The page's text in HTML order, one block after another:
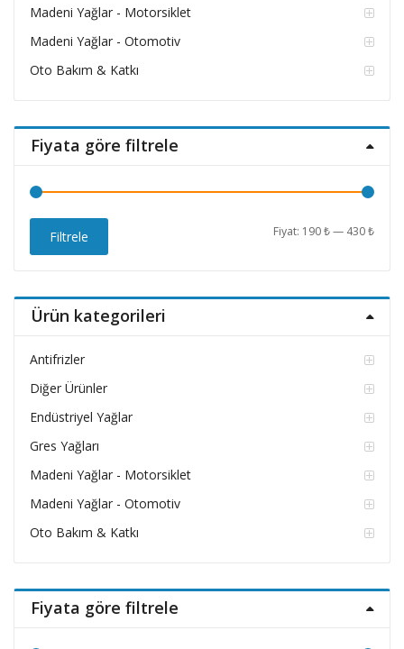
Madeni Yağlar - Motorsiklet
Madeni Yağlar - Otomotiv
Oto Bakım & Katkı
Fiyata göre filtrele
En
En
Filtrele Fiyat: 190 ₺— 430 ₺
Ürün kategorileri
Antifrizler
Diğer Ürünler
Endüstriyel Yağlar
Gres Yağları
Madeni Yağlar - Motorsiklet
Madeni Yağlar - Otomotiv
Oto Bakım & Katkı
Fiyata göre filtrele